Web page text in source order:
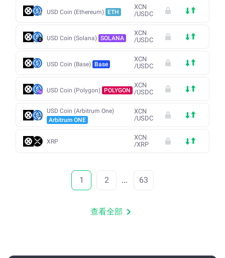
USD Coin (Ethereum) ETH
XCN
/USDC
USD Coin (Solana) SOLANA
XCN
/USDC
USD Coin (Base) Base
XCN
/USDC
USD Coin (Polygon) POLYGON
XCN
/USDC
USD Coin (Arbitrum One)
Arbitrum ONE
XCN
/USDC
XRP
XCN
/XRP
1 2 ... 63
查看全部